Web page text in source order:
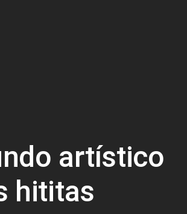
artístico
hititas